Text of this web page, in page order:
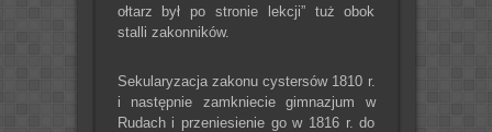
ołtarz był po stronie lekcji” tuż obok
stalli zakonników.
Sekularyzacja zakonu cystersów 1810 r.
i następnie zamkniecie gimnazjum w
Rudach i przeniesienie go w 1816 r. do